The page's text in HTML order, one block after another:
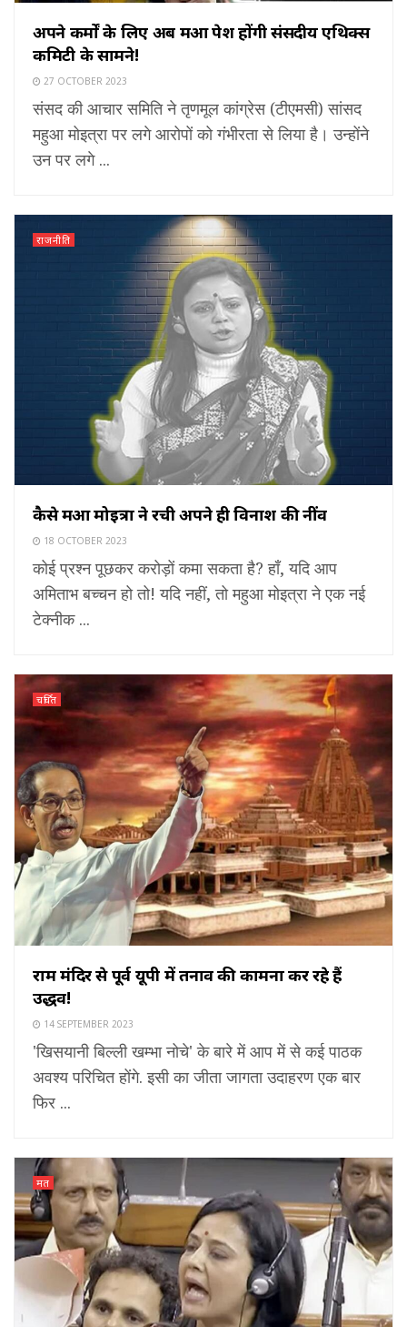
अपने कर्मों के लिए अब महुआ पेश होंगी संसदीय एथिक्स
कमिटी के सामने!
27 OCTOBER 2023
संसद की आचार समिति ने तृणमूल कांग्रेस (टीएमसी) सांसद
महुआ मोइत्रा पर लगे आरोपों को गंभीरता से लिया है। उन्होंने
उन पर लगे ...
राजनीति
कैसे महुआ मोइत्रा ने रची अपने ही विनाश की नींव
18 OCTOBER 2023
कोई प्रश्न पूछकर करोड़ों कमा सकता है? हाँ, यदि आप
अमिताभ बच्चन हो तो! यदि नहीं, तो महुआ मोइत्रा ने एक नई
टेक्नीक ...
चर्चित
राम मंदिर से पूर्व यूपी में तनाव की कामना कर रहे हैं
उद्धव!
14 SEPTEMBER 2023
'खिसयानी बिल्ली खम्भा नोचे' के बारे में आप में से कई पाठक
अवश्य परिचित होंगे. इसी का जीता जागता उदाहरण एक बार
फिर ...
मत